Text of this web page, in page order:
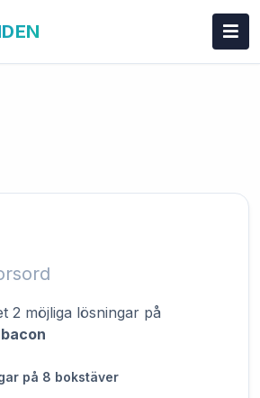
2 möjliga lösningar på
bacon
på 8 bokstäver